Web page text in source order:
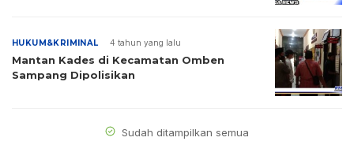
HUKUM&KRIMINAL 4 tahun yang lalu
Mantan Kades di Kecamatan Omben
Sampang Dipolisikan
Sudah ditampilkan semua